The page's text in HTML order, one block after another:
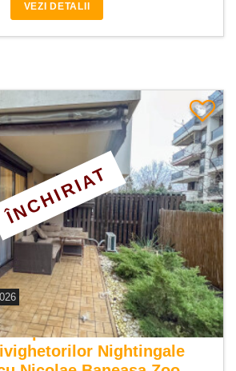
VEZI DETALII
apartament 2 camere
Nightingale
ÎNCHIRIAT